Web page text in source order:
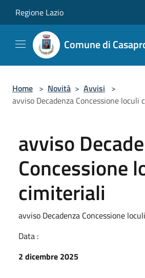
Regione Lazio
Comune di
Home > Novità > Avvisi >
avviso Decadenza Concessione loculi
avviso
Concessione
cimiteriali
avviso Decadenza Concessione
Data :
2 dicembre 2025